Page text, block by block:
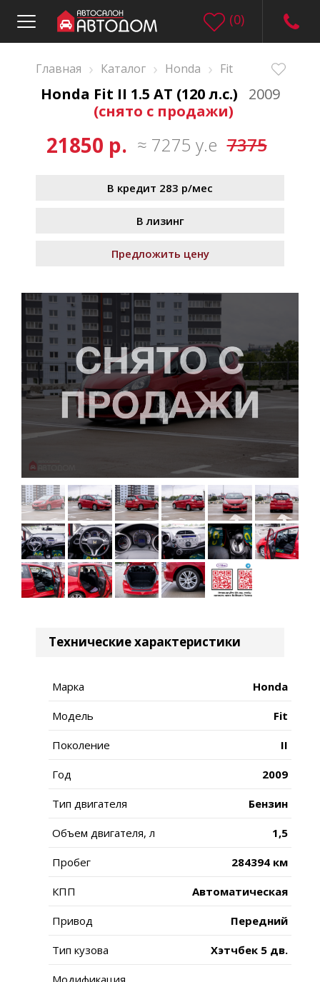
(0)
Главная › Каталог › Honda › Fit
Honda Fit II 1.5 AT (120 л.с.)
2009
(снято с продажи)
21850 р. ≈ 7275 у.е 7375
В кредит 283 р/мес
В лизинг
Предложить цену
Технические характеристики
Марка Honda
Модель Fit
Поколение II
Год 2009
Тип двигателя Бензин
Объем двигателя, л 1,5
Пробег 284394 км
КПП Автоматическая
Привод Передний
Тип кузова Хэтчбек 5 дв.
Модификация